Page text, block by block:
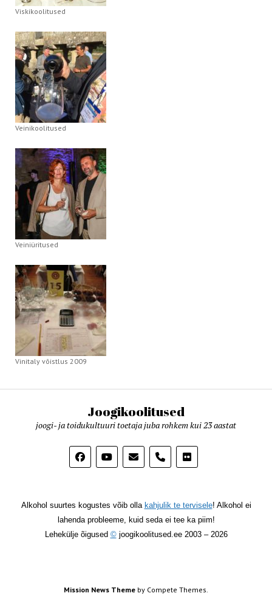
Viskikoolitused
Veinikoolitused
Veiniüritused
Vinitaly võistlus 2009
Joogikoolitused
joogi- ja toidukultuuri toetaja juba rohkem kui 23 aastat
phone
Alkohol suurtes kogustes võib olla kahjulik te tervisele! Alkohol ei
lahenda probleeme, kuid seda ei tee ka piim!
Lehekülje õigused ©joogikoolitused.ee 2003 – 2026
Mission News Theme by Compete Themes.